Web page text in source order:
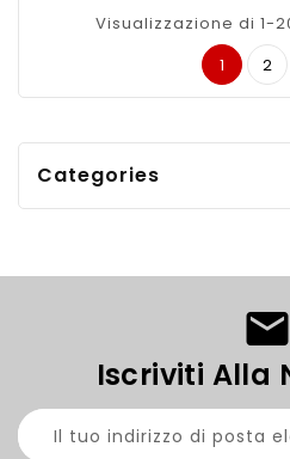
Visualizzazione di 1-
1
2
Categories
Iscriviti Alla